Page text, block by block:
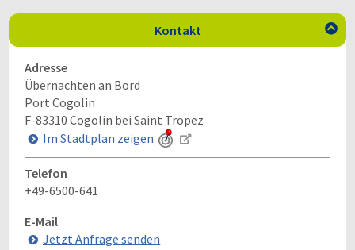
Kontakt 
Adresse
Übernachten an Bord
Port Cogolin
F-83310 Cogolin bei Saint Tropez
Im Stadtplan zeigen
Telefon
+49-6500-641
E-Mail
Jetzt Anfrage senden